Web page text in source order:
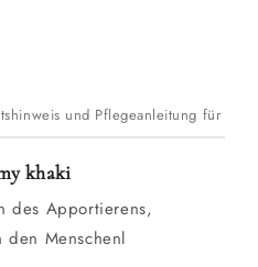
und Pflegeanleitung für
khaki
des Apportierens,
Menschenl